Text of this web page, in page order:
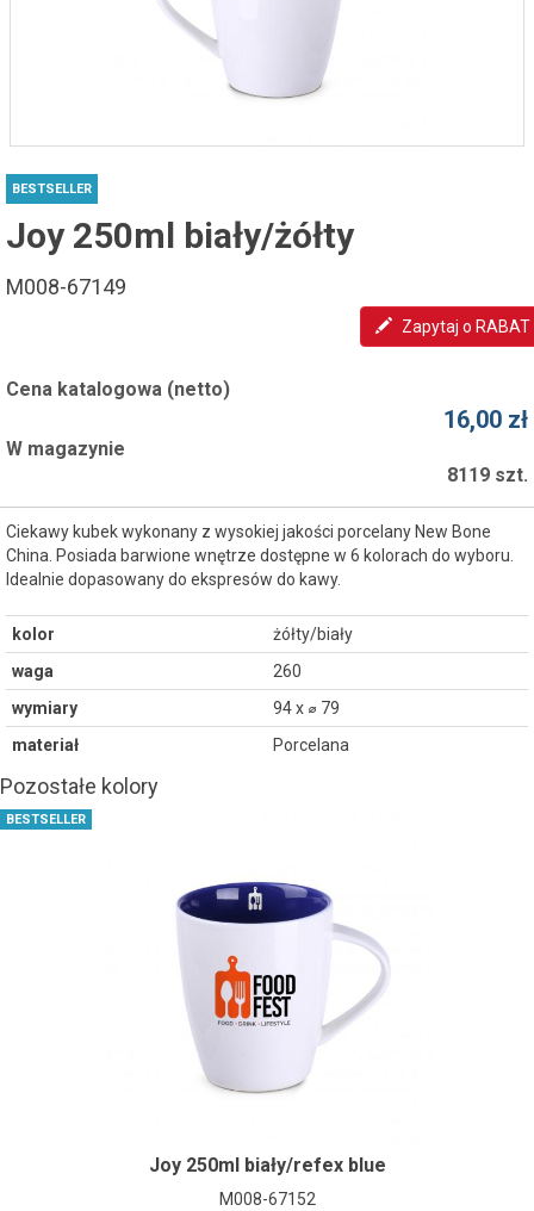
BESTSELLER
Joy 250ml biały/żółty
M008-67149
Zapytaj o RABAT
Cena katalogowa (netto)
16,00 zł
W magazynie
8119 szt.
Ciekawy kubek wykonany z wysokiej jakości porcelany New Bone
China. Posiada barwione wnętrze dostępne w 6 kolorach do wyboru.
Idealnie dopasowany do ekspresów do kawy.
kolor
żółty/biały
waga
260
wymiary
94 x ⌀ 79
materiał
Porcelana
Pozostałe kolory
BESTSELLER
Joy 250ml biały/refex blue
M008-67152